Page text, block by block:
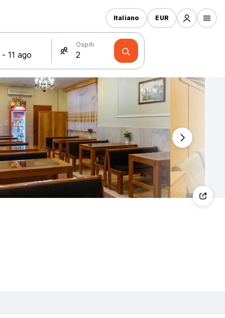
Ospiti
Italiano EUR